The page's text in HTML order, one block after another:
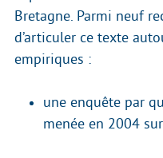
Bretagne. Parmi neuf
d’articuler ce texte
empiriques :
une enquête par
menée en 2004